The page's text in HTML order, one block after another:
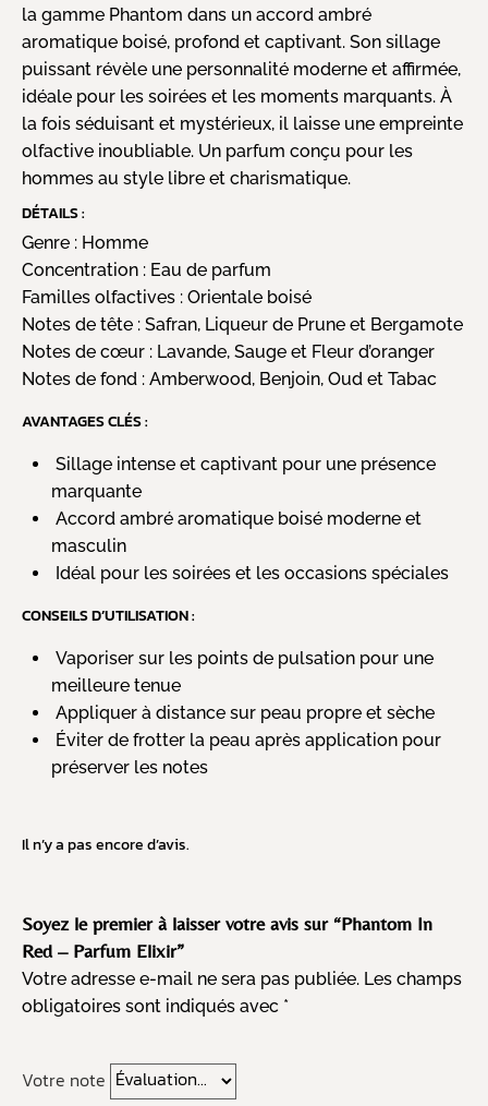
la gamme Phantom dans un accord ambré
aromatique boisé, profond et captivant. Son sillage
puissant révèle une personnalité moderne et affirmée,
idéale pour les soirées et les moments marquants. À
la fois séduisant et mystérieux, il laisse une empreinte
olfactive inoubliable. Un parfum conçu pour les
hommes au style libre et charismatique.
DÉTAILS :
Genre : Homme
Concentration : Eau de parfum
Familles olfactives : Orientale boisé
Notes de tête : Safran, Liqueur de Prune et Bergamote
Notes de cœur : Lavande, Sauge et Fleur d’oranger
Notes de fond : Amberwood, Benjoin, Oud et Tabac
AVANTAGES CLÉS :
Sillage intense et captivant pour une présence
marquante
Accord ambré aromatique boisé moderne et
masculin
Idéal pour les soirées et les occasions spéciales
CONSEILS D’UTILISATION :
Vaporiser sur les points de pulsation pour une
meilleure tenue
Appliquer à distance sur peau propre et sèche
Éviter de frotter la peau après application pour
préserver les notes
Il n’y a pas encore d’avis.
Soyez le premier à laisser votre avis sur “Phantom In
Red – Parfum Elixir”
Votre adresse e-mail ne sera pas publiée. Les champs
obligatoires sont indiqués avec *
Votre note